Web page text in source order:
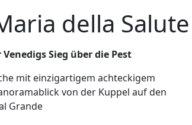
della Salute
Sieg über die Pest
mit einzigartigem achteckigem
von der Kuppel auf den
Grande